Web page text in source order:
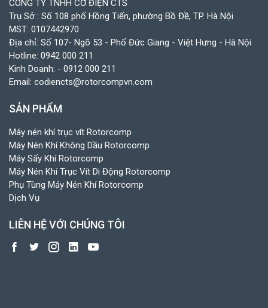
CÔNG TY TNHH CƠ ĐIỆN CTS
Trụ Sở : Số 108 phố Hồng Tiến, phường Bồ Đề, TP. Hà Nội
MST: 0107442970
Địa chỉ: Số 107- Ngõ 53 - Phố Đức Giang - Việt Hưng - Hà Nội
Hotline: 0942 000 211
Kinh Doanh: - 0912 000 211
Email: codiencts@rotorcompvn.com
SẢN PHẨM
Máy nén khí trục vít Rotorcomp
Máy Nén Khí Không Dầu Rotorcomp
Máy Sấy Khí Rotorcomp
Máy Nén Khí Trục Vít Di Động Rotorcomp
Phụ Tùng Máy Nén Khí Rotorcomp
Dịch Vụ
LIÊN HỆ VỚI CHÚNG TÔI